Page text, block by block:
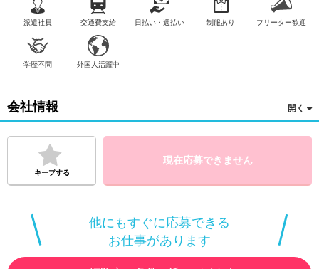
ネット販売業務◇スマホ・タブレットのご紹介◇料金プランの説
明◇アフターサービス◇在庫管理・発注◇ケース・保護シール・
アクセサリーなどの付属品案内「携帯販売難しそう…」と思って
いる方！最初は明るくご挨拶ができればOKです！今までのスキル
を活かして働けるお仕事です！
い
派遣社員 交通費支給 日払い・週払い 制服あり フリーター歓迎
学歴不問 外国人活躍中
会社情報
キープする
現在応募できません
他にもすぐに応募できる
お仕事があります